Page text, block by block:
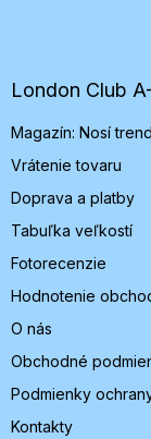
e
London Club
Magazín: Nosí
Vrátenie tovaru
Doprava a platby
Tabuľka veľkostí
Fotorecenzie
Hodnotenie
O nás
Obchodné
Podmienky
Kontakty